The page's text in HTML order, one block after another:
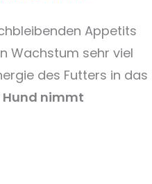
Appetits
Wachstum sehr viel
des Futters in das
Hund nimmt